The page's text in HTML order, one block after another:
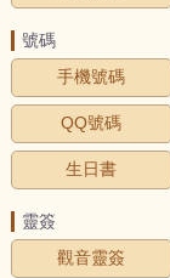
號碼
手機號碼
QQ號碼
生日書
靈簽
觀音靈簽